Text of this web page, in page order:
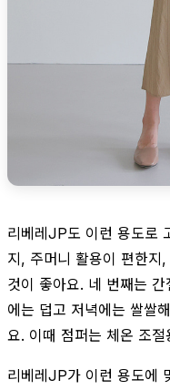
리베레JP도 이런 용도로
지, 주머니 활용이 편한지
것이 좋아요. 네 번째는
에는 덥고 저녁에는 쌀쌀
요. 이때 점퍼는 체온 조
리베레JP가 이런 용도에